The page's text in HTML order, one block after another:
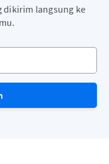
dikirim langsung ke